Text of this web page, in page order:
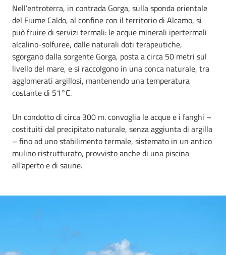
Nell’entroterra, in contrada Gorga, sulla sponda orientale
del Fiume Caldo, al confine con il territorio di Alcamo, si
può fruire di servizi termali: le acque minerali ipertermali
alcalino-solfuree, dalle naturali doti terapeutiche,
sgorgano dalla sorgente Gorga, posta a circa 50 metri sul
livello del mare, e si raccolgono in una conca naturale, tra
agglomerati argillosi, mantenendo una temperatura
costante di 51°C.
Un condotto di circa 300 m. convoglia le acque e i fanghi –
costituiti dal precipitato naturale, senza aggiunta di argilla
– fino ad uno stabilimento termale, sistemato in un antico
mulino ristrutturato, provvisto anche di una piscina
all'aperto e di saune.